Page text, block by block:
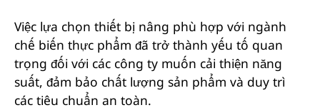
Việc lựa chọn thiết bị nâng phù hợp với ngành
chế biến thực phẩm đã trở thành yếu tố quan
trọng đối với các công ty muốn cải thiện năng
suất, đảm bảo chất lượng sản phẩm và duy trì
các tiêu chuẩn an toàn.